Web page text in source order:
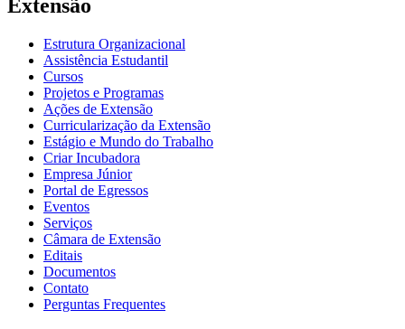
Extensão
Estrutura Organizacional
Assistência Estudantil
Cursos
Projetos e Programas
Ações de Extensão
Curricularização da Extensão
Estágio e Mundo do Trabalho
Criar Incubadora
Empresa Júnior
Portal de Egressos
Eventos
Serviços
Câmara de Extensão
Editais
Documentos
Contato
Perguntas Frequentes